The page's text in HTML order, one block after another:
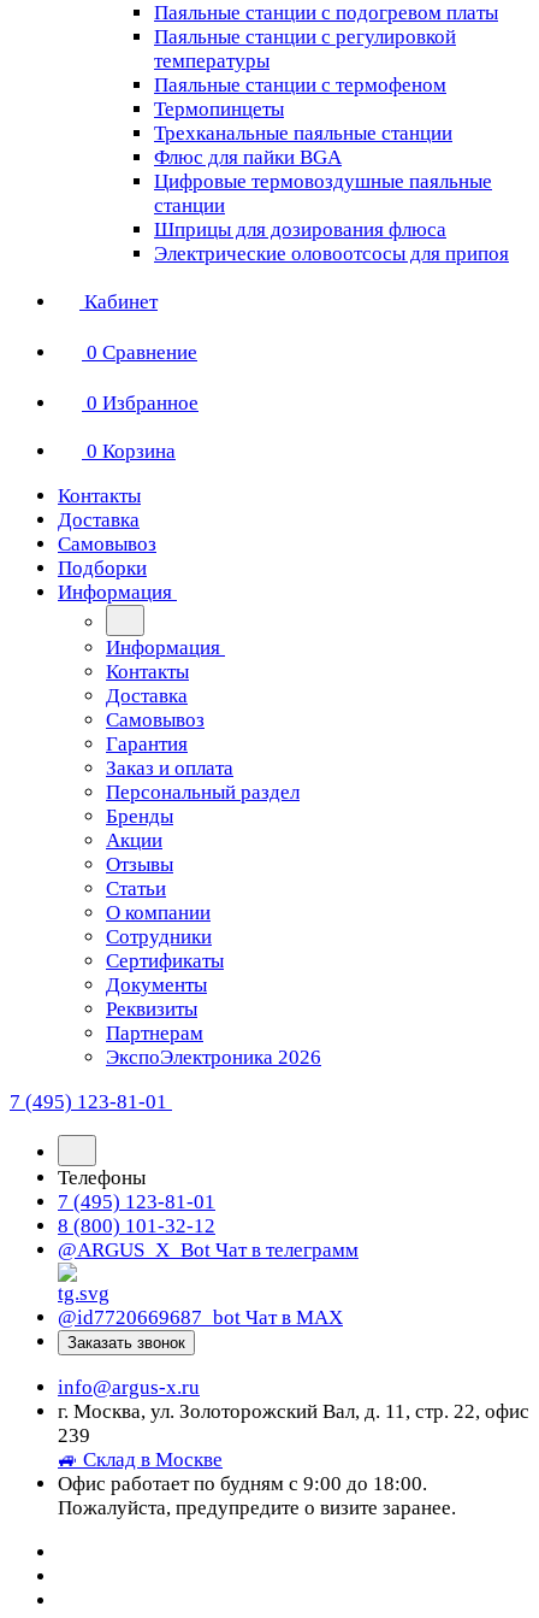
Паяльные станции с подогревом платы
Паяльные станции с регулировкой
температуры
Паяльные станции с термофеном
Термопинцеты
Трехканальные паяльные станции
Флюс для пайки BGA
Цифровые термовоздушные паяльные
станции
Шприцы для дозирования флюса
Электрические оловоотсосы для припоя
Кабинет
0 Сравнение
0 Избранное
0 Корзина
Контакты
Доставка
Самовывоз
Подборки
Информация
Информация
Контакты
Доставка
Самовывоз
Гарантия
Заказ и оплата
Персональный раздел
Бренды
Акции
Отзывы
Статьи
О компании
Сотрудники
Сертификаты
Документы
Реквизиты
Партнерам
ЭкспоЭлектроника 2026
7 (495) 123-81-01
Телефоны
7 (495) 123-81-01
8 (800) 101-32-12
@ARGUS_X_Bot Чат в телеграмм
@id7720669687_bot Чат в МАХ
Заказать звонок
info@argus-x.ru
г. Москва, ул. Золоторожский Вал, д. 11, стр. 22, офис
239
🚙 Склад в Москве
Офис работает по будням с 9:00 до 18:00.
Пожалуйста, предупредите о визите заранее.